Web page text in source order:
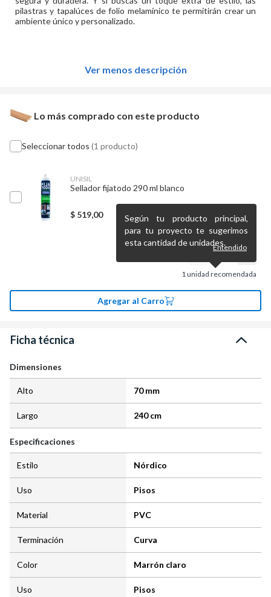
pilastras y tapalúces de folio melamínico te permitirán crear un
ambiente único y personalizado.
Ver menos descripción
Lo más comprado con este producto
Seleccionar todos (1 producto)
UNISIL
Sellador fijatodo 290 ml blanco
$ 519,00
1unidad recomendada
Según tu producto principal,
para tu proyecto te sugerimos
esta cantidad de unidades.Entendido
Agregar al Carro
Ficha técnica
Dimensiones
Alto 70 mm
Largo 240 cm
Especificaciones
Estilo Nórdico
Uso Pisos
Material PVC
Terminación Curva
Color Marrón claro
Uso Pisos